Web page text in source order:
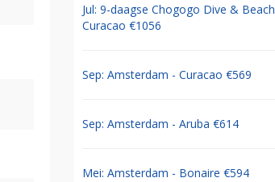
Jul: 9-daagse Chogogo Dive & Beach
Curacao €1056
Sep: Amsterdam - Curacao €569
Sep: Amsterdam - Aruba €614
Mei: Amsterdam - Bonaire €594